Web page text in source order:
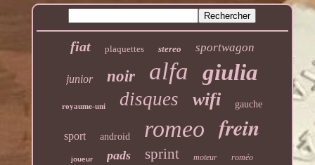
fiat plaquettes stereo sportwagon
junior noir alfa giulia
royaume-uni disques wifi gauche
sport android romeo frein
joueur pads sprint moteur roméo